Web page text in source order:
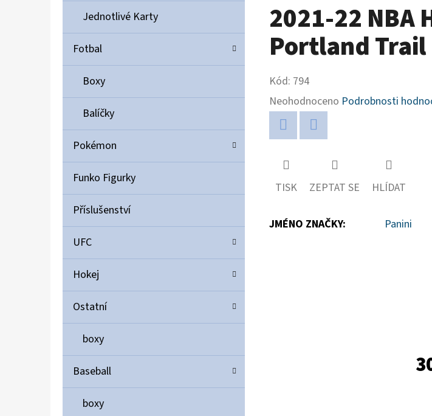
Jednotlivé Karty
Fotbal
Boxy
Balíčky
Pokémon
Funko Figurky
Příslušenství
UFC
Hokej
Ostatní
boxy
Baseball
boxy
2021-22 NBA
Portland
Kód: 794
Průměrné
hodnocení
produktu
0,0
5
Neohodnoceno Podrobnosti
TISK ZEPTAT SE HLÍDAT
JMÉNO ZNAČKY: Panini